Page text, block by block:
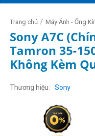
Trang chủ / Máy Ảnh - Ống
Sony A7C
Tamron 35-
Không Kèm
Thương hiệu Sony